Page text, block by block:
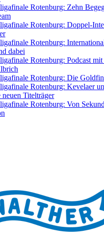
Rotenburg: Zehn
Rotenburg: Doppel-
Rotenburg:
dabei
Rotenburg: Podcast
Rotenburg: Die
Rotenburg: Kevelaer
neuen Titelträger
Rotenburg: Von